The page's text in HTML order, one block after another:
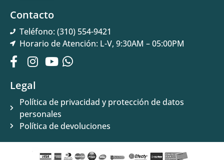
Contacto
Teléfono: (310) 554-9421
Horario de Atención: L-V, 9:30AM – 05:00PM
Legal
Política de privacidad y protección de datos
personales
Política de devoluciones